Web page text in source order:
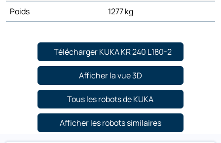
Poids
1277 kg
Télécharger KUKA KR 240 L180-2
Afficher la vue 3D
Tous les robots de KUKA
Afficher les robots similaires